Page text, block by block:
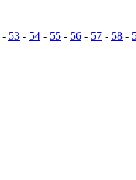
- 53 - 54 - 55 - 56 - 57 - 58 -